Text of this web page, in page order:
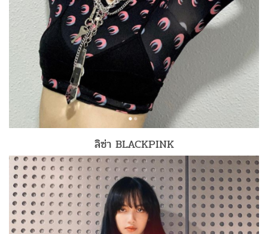
ลิซ่า BLACKPINK